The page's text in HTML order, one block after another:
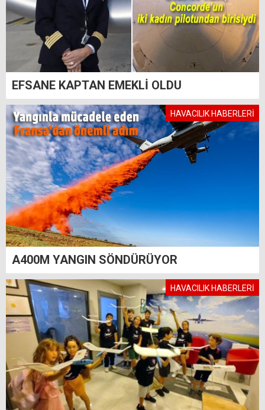
EFSANE KAPTAN EMEKLİ OLDU
HAVACILIK HABERLERİ
A400M YANGIN SÖNDÜRÜYOR
HAVACILIK HABERLERİ